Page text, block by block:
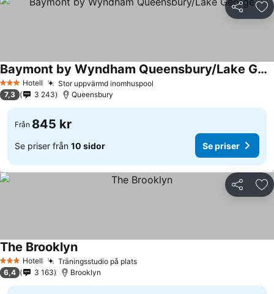
Dela
3 StjärnorHotell Stor uppvärmd inomhuspool
Baymont by Wyndham Queensbury/Lake George
7,3 3 243 Queensbury
Från 845 kr
Se priser från 10 sidor Se priser
Dela
3 StjärnorHotell Träningsstudio på plats
The Brooklyn
6,4 3 163 Brooklyn